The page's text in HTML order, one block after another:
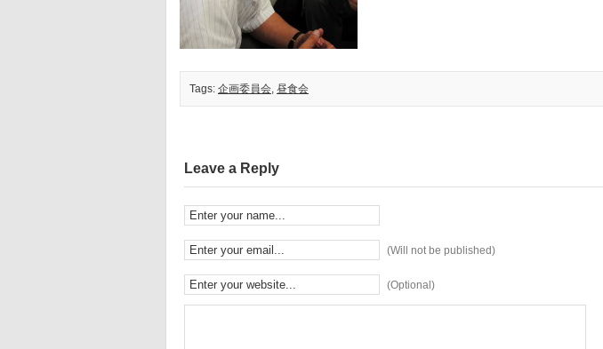
Tags: 企画委員会, 昼食会
Leave a Reply
(Will not be published)
(Optional)